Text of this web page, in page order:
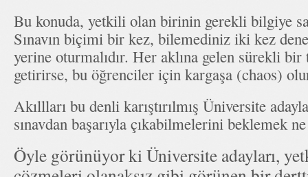
Bu konuda, yetkili olan birinin gerekli bilgiye
Sınavın biçimi bir kez, bilemediniz iki kez
yerine oturmalıdır. Her aklına gelen sürekli
getirirse, bu öğrenciler için kargaşa (chaos)
Akıllları bu denli karıştırılmış Üniversite
sınavdan başarıyla çıkabilmelerini beklemek
Öyle görünüyor ki Üniversite adayları,